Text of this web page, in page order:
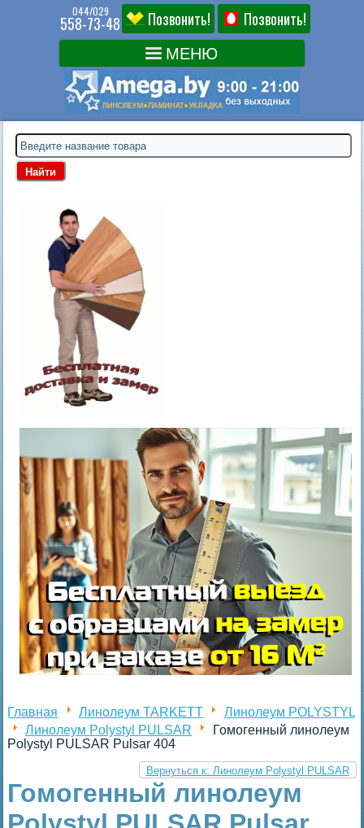
044/029
558-73-48 Позвонить! Позвонить!
Главная Линолеум TARKETT
Линолеум POLYSTYL
Линолеум Polystyl PULSAR
Гомогенный линолеум
Polystyl PULSAR Pulsar 404
Вернуться к: Линолеум Polystyl PULSAR
Гомогенный линолеум